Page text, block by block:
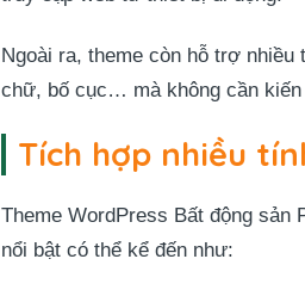
Ngoài ra, theme còn hỗ trợ nhiều
chữ, bố cục… mà không cần kiến
Tích hợp nhiều
Theme WordPress Bất động
nổi bật có thể kể đến như: